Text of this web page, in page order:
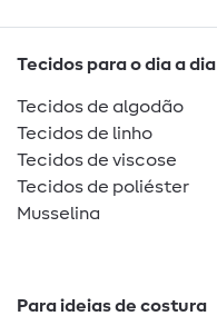
Tecidos para o dia a dia
Tecidos de algodão
Tecidos de linho
Tecidos de viscose
Tecidos de poliéster
Musselina
Para ideias de costura